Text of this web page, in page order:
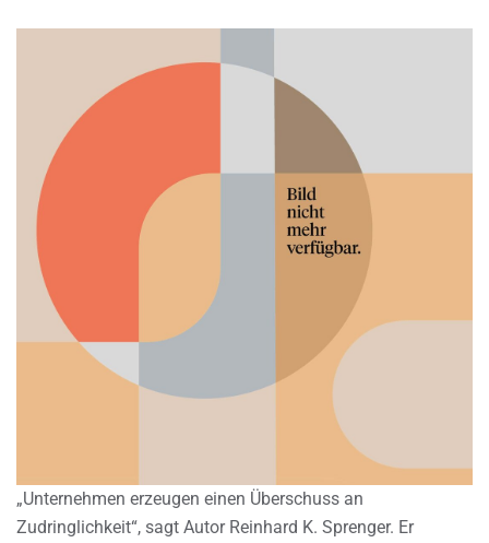
„Unternehmen erzeugen einen Überschuss an
Zudringlichkeit“, sagt Autor Reinhard K. Sprenger. Er